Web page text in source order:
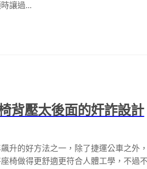
讓過...
背壓太後面的奸詐設計
升的好方法之一，除了捷運公車之外
椅做得更舒適更符合人體工學，不過